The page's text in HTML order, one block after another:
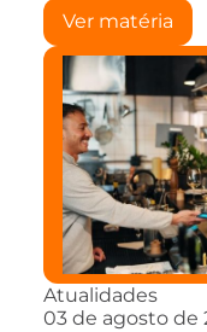
Ver matéria
Atualidades
03 de agosto de